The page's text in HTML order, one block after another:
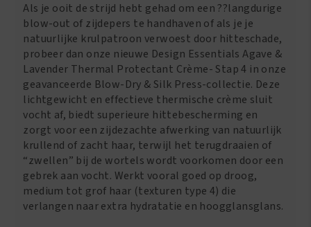
Als je ooit de strijd hebt gehad om een ??langdurige
blow-out of zijdepers te handhaven of als je je
natuurlijke krulpatroon verwoest door hitteschade,
probeer dan onze nieuwe Design Essentials Agave &
Lavender Thermal Protectant Crème- Stap 4 in onze
geavanceerde Blow-Dry & Silk Press-collectie. Deze
lichtgewicht en effectieve thermische crème sluit
vocht af, biedt superieure hittebescherming en
zorgt voor een zijdezachte afwerking van natuurlijk
krullend of zacht haar, terwijl het terugdraaien of
“zwellen” bij de wortels wordt voorkomen door een
gebrek aan vocht. Werkt vooral goed op droog,
medium tot grof haar (texturen type 4) die
verlangen naar extra hydratatie en hoogglansglans.